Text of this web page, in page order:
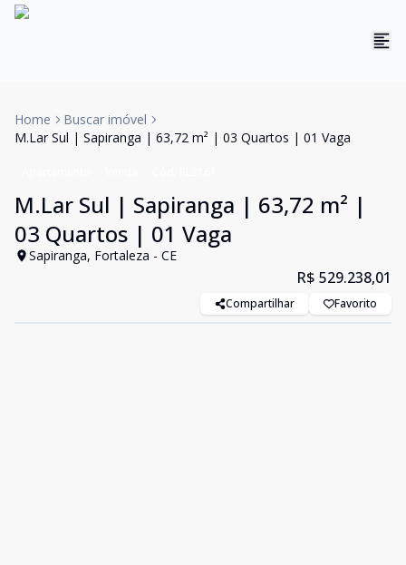
Home
Buscar imóvel
M.Lar Sul | Sapiranga | 63,72 m² | 03 Quartos | 01 Vaga
M.Lar Sul | Sapiranga | 63,72 m² |
03 Quartos | 01 Vaga
Sapiranga, Fortaleza - CE
R$ 529.238,01
Compartilhar Favorito